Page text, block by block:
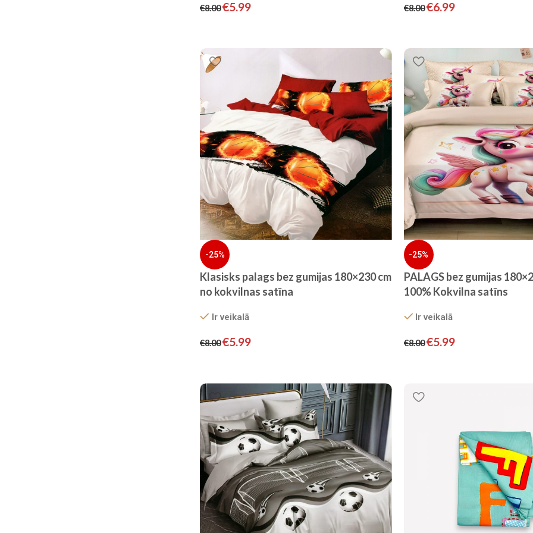
€8.00€5.99 €8.00€6.99
-25%
Klasisks palags bez gumijas 180×230 cm
no kokvilnas satīna
Ir veikalā
€8.00€5.99
-25%
PALAGS bez gumijas
100% Kokvilna satīns
Ir veikalā
€8.00€5.99